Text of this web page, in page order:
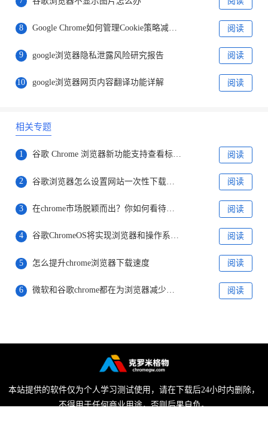
8 Google Chrome如何管理Cookie策略减少第三方跟踪 阅读
9 google浏览器隐私泄露风险研究报告 阅读
10 google浏览器网页内容翻译功能详解 阅读
相关专题
1 谷歌 Chrome 浏览器新功能支持查看标签页内存 阅读
2 谷歌浏览器怎么设置网站一次性下载多个文件 阅读
3 在chrome市场脱颖而出？你如何看待微软全新打造的“ Phoenix ”浏览器 阅读
4 谷歌ChromeOS将实现浏览器和操作系统分家 阅读
5 怎么提升chrome浏览器下载速度 阅读
6 微软和谷歌chrome都在为浏览器减少内存占用而努力着 阅读
本站提供的软件仅为个人学习测试使用，请在下载后24小时内删除，
不得用于任何商业用途，否则后果自负。